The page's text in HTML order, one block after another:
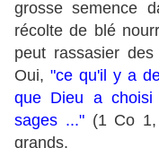
grosse semence
récolte de blé
peut rassasier
Oui, "ce qu'il y a
que Dieu a choisi
sages ..."(1 Co 1,
grands.